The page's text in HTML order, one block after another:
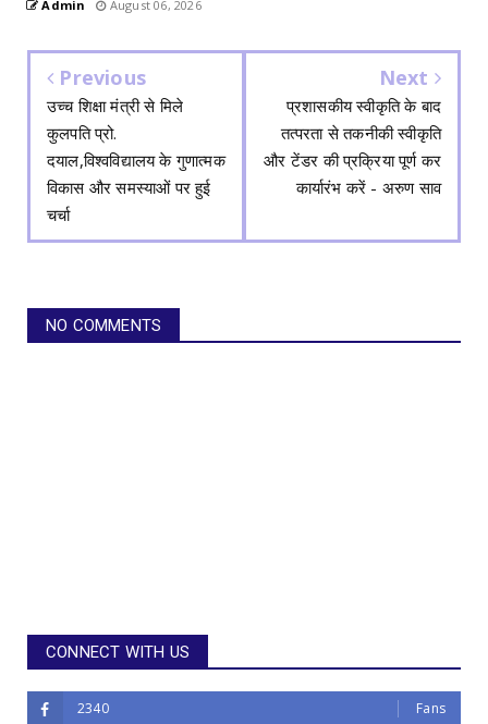
Admin August 06, 2026
Previous
उच्च शिक्षा मंत्री से मिले
कुलपति प्रो.
दयाल,विश्वविद्यालय के गुणात्मक
विकास और समस्याओं पर हुई
चर्चा
Next
प्रशासकीय स्वीकृति के बाद
तत्परता से तकनीकी स्वीकृति
और टेंडर की प्रक्रिया पूर्ण कर
कार्यारंभ करें - अरुण साव
NO COMMENTS
CONNECT WITH US
2340 Fans